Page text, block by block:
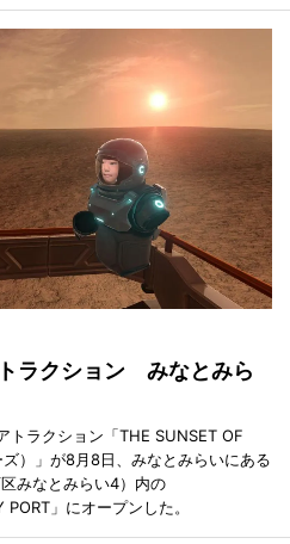
ラクション みなとみら
トラクション「THE SUNSET OF
）」が8月8日、みなとみらいにある
みなとみらい4）内の
」にオープンした。